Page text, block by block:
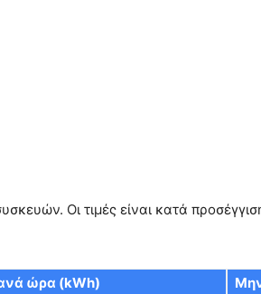
Οι τιμές είναι κατά
ώρα (kWh)